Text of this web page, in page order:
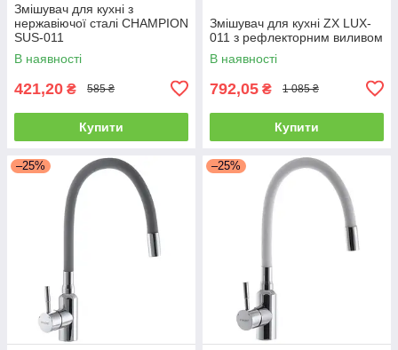
Змішувач для кухні з
нержавіючої сталі CHAMPION
SUS-011
В наявності
421,20 ₴ 585 ₴
Купити
Змішувач для кухні ZX LUX-
011 з рефлекторним виливом
В наявності
792,05 ₴ 1 085 ₴
Купити
–25% –25%